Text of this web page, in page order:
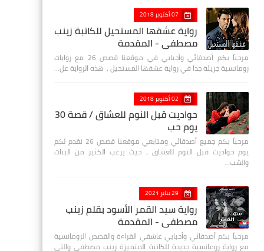
07 أكتوبر 2018
رواية عشقها المستحيل للكاتبة زينب
مصطفي - المقدمة
مرحباً بكم أصدقائي وأحبابي في موقعنا قصص 26 مع روايات
رومانسية جريئة جدا في رواية عشقها المستحيل ، هذه الرواية عل…
02 أكتوبر 2018
حواديت قبل النوم للعشاق / قصة 30
يوم حب
مرحباً بكم جميع أصدقائي ومتابعي موقعنا قصص 26 نقدم لكم
يوم حواديت قبل النوم للعشاق ، حيث يرغب الكثير من البنات
والشب…
29 يناير 2021
رواية سيد القمر الأسود بقلم زينب
مصطفي - المقدمة
مرحباً بكم أصدقائي وأحبابي عاشقي القراءة والقصص الرومانسية
مع رواية رومانسية جديدة للكاتبة المتميزة زينب مصطفى والتي